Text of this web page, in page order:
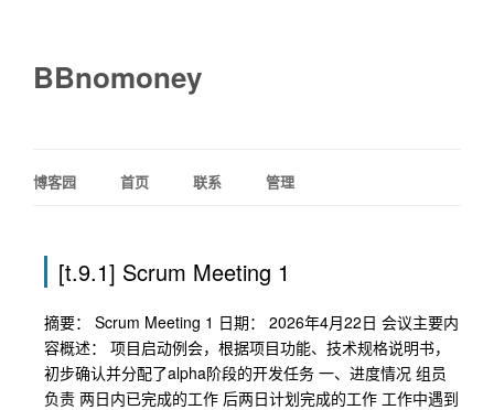
BBnomoney
博客园 首页 联系 管理
[t.9.1] Scrum Meeting 1
摘要： Scrum Meeting 1 日期： 2026年4月22日 会议主要内
容概述： 项目启动例会，根据项目功能、技术规格说明书，
初步确认并分配了alpha阶段的开发任务 一、进度情况 组员
负责 两日内已完成的工作 后两日计划完成的工作 工作中遇到